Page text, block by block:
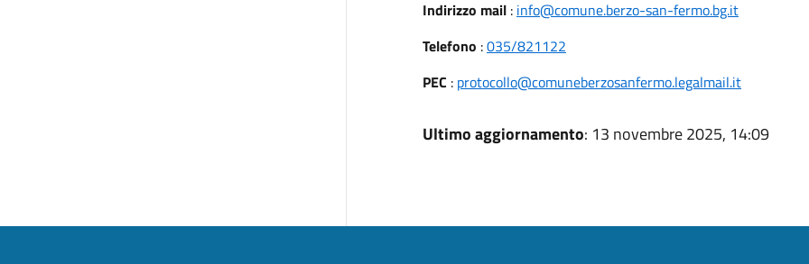
Indirizzo mail: info@comune.berzo-san-fermo.bg.it
Telefono :035/821122
PEC : protocollo@comuneberzosanfermo.legalmail.it
Ultimo aggiornamento: 13 novembre 2025, 14:09